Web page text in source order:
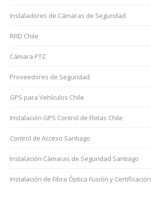
Instaladores de Cámaras de Seguridad
RFID Chile
Cámara PTZ
Proveedores de Seguridad
GPS para Vehículos Chile
Instalación GPS Control de Flotas Chile
Control de Acceso Santiago
Instalación Cámaras de Seguridad Santiago
Instalación de Fibra Óptica Fusión y Certificación